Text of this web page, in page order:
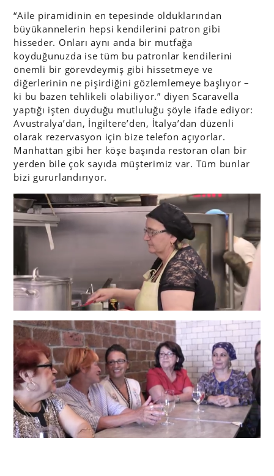
“Aile piramidinin en tepesinde olduklarından
büyükannelerin hepsi kendilerini patron gibi
hisseder. Onları aynı anda bir mutfağa
koyduğunuzda ise tüm bu patronlar kendilerini
önemli bir görevdeymiş gibi hissetmeye ve
diğerlerinin ne pişirdiğini gözlemlemeye başlıyor –
ki bu bazen tehlikeli olabiliyor.” diyen Scaravella
yaptığı işten duyduğu mutluluğu şöyle ifade ediyor:
Avustralya’dan, İngiltere’den, İtalya’dan düzenli
olarak rezervasyon için bize telefon açıyorlar.
Manhattan gibi her köşe başında restoran olan bir
yerden bile çok sayıda müşterimiz var. Tüm bunlar
bizi gururlandırıyor.